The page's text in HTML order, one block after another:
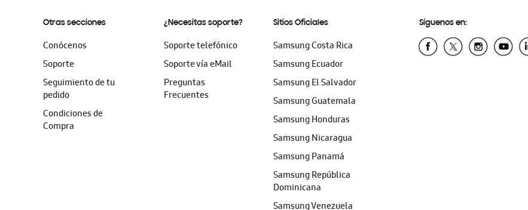
Otras secciones
Conócenos
Soporte
Seguimiento de tu
pedido
Condiciones de
Compra
¿Necesitas soporte?
Soporte telefónico
Soporte vía eMail
Preguntas
Frecuentes
Sitios Oficiales
Samsung Costa Rica
Samsung Ecuador
Samsung El Salvador
Samsung Guatemala
Samsung Honduras
Samsung Nicaragua
Samsung Panamá
Samsung República
Dominicana
Samsung Venezuela
Síguenos en: